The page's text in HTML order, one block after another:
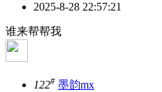
2025-8-28 22:57:21
谁来帮帮我
122# 墨韵mx